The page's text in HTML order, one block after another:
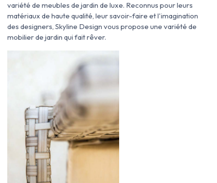
variété de meubles de jardin de luxe. Reconnus pour leurs
matériaux de haute qualité, leur savoir-faire et l'imagination
des designers, Skyline Design vous propose une variété de
mobilier de jardin qui fait rêver.